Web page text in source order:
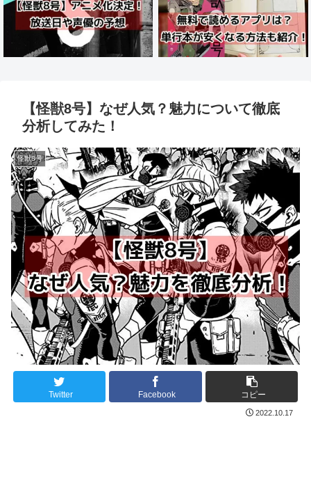
【怪獣8号】なぜ人気？魅力について徹底
分析してみた！
怪獣8号
Twitter Facebook コピー
2022.10.17